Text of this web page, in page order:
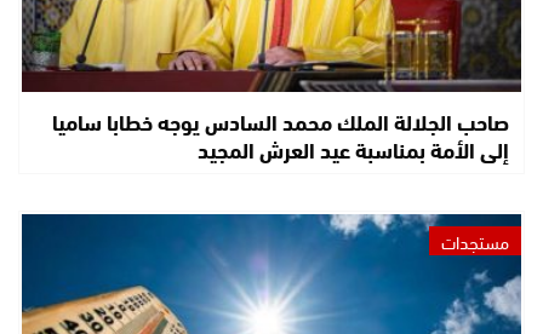
صاحب الجلالة الملك محمد السادس يوجه خطابا ساميا
إلى الأمة بمناسبة عيد العرش المجيد
مستجدات